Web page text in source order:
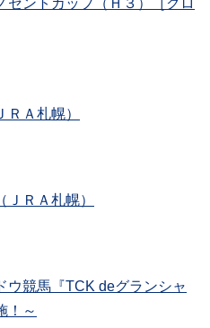
ントカップ（Ｈ３）［クロ
Ａ札幌）
ＲＡ札幌）
ウ競馬『TCK deグランシャ
！～